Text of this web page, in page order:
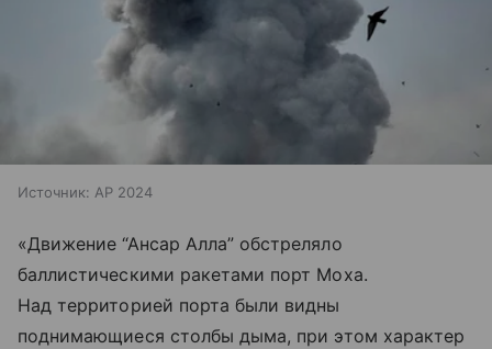
Источник: AP 2024
«Движение “Ансар Алла” обстреляло
баллистическими ракетами порт Моха.
Над территорией порта были видны
поднимающиеся столбы дыма, при этом характер